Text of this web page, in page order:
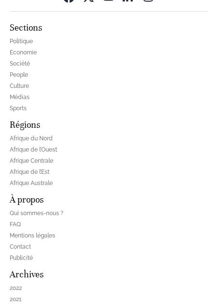
Sections
Politique
Economie
Société
People
Culture
Médias
Sports
Régions
Afrique du Nord
Afrique de l’Ouest
Afrique Centrale
Afrique de l’Est
Afrique Australe
À propos
Qui sommes-nous ?
FAQ
Mentions légales
Contact
Publicité
Archives
2022
2021